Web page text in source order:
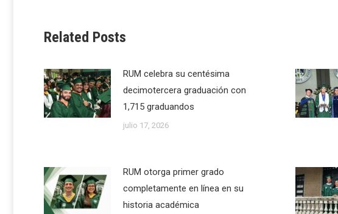
Related Posts
RUM celebra su centésima
decimotercera graduación con
1,715 graduandos
julio 17, 2026
RUM otorga primer grado
completamente en línea en su
historia académica